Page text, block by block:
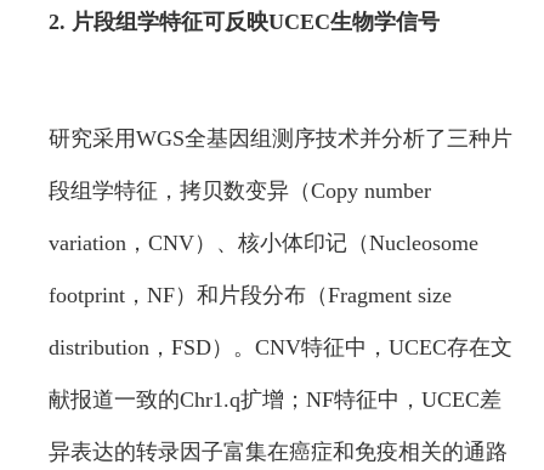
2. 片段组学特征可反映UCEC生物学信号
研究采用WGS全基因组测序技术并分析了三种片
段组学特征，拷贝数变异（Copy number
variation，CNV）、核小体印记（Nucleosome
footprint，NF）和片段分布（Fragment size
distribution，FSD）。CNV特征中，UCEC存在文
献报道一致的Chr1.q扩增；NF特征中，UCEC差
异表达的转录因子富集在癌症和免疫相关的通路